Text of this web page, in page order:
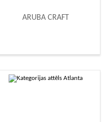
ARUBA CRAFT